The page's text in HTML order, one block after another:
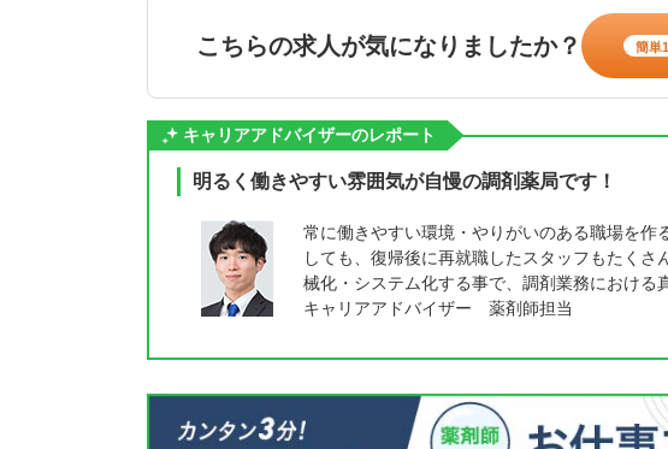
こちらの求人が気になりましたか？ 簡単
キャリアアドバイザーのレポート
明るく働きやすい雰囲気が自慢の調剤薬局です！
常に働きやすい環境・やりがいのある職場を
しても、復帰後に再就職したスタッフもたく
械化・システム化する事で、調剤業務における
キャリアアドバイザー 薬剤師担当